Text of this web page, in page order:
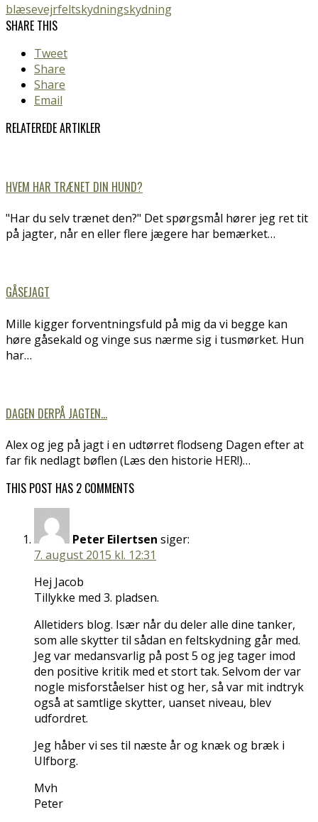
blæsevejrfeltskydningskydning
SHARE THIS
Tweet
Share
Share
Email
RELATEREDE ARTIKLER
HVEM HAR TRÆNET DIN HUND?
"Har du selv trænet den?" Det spørgsmål hører jeg ret tit
på jagter, når en eller flere jægere har bemærket…
GÅSEJAGT
Mille kigger forventningsfuld på mig da vi begge kan
høre gåsekald og vinge sus nærme sig i tusmørket. Hun
har…
DAGEN DERPÅ JAGTEN…
Alex og jeg på jagt i en udtørret flodseng Dagen efter at
far fik nedlagt bøflen (Læs den historie HER!)…
THIS POST HAS 2 COMMENTS
Peter Eilertsen siger:
7. august 2015 kl. 12:31
Hej Jacob
Tillykke med 3. pladsen.
Alletiders blog. Især når du deler alle dine tanker,
som alle skytter til sådan en feltskydning går med.
Jeg var medansvarlig på post 5 og jeg tager imod
den positive kritik med et stort tak. Selvom der var
nogle misforståelser hist og her, så var mit indtryk
også at samtlige skytter, uanset niveau, blev
udfordret.
Jeg håber vi ses til næste år og knæk og bræk i
Ulfborg.
Mvh
Peter